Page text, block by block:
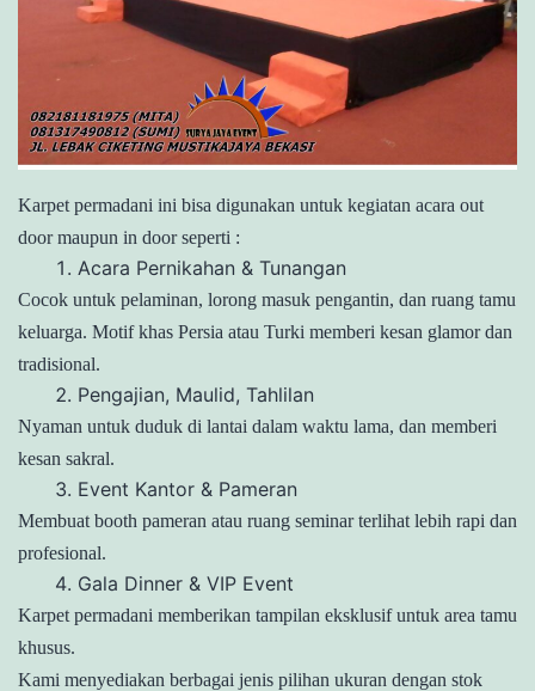
Karpet permadani ini bisa digunakan untuk kegiatan acara out
door maupun in door seperti :
Acara Pernikahan & Tunangan
Cocok untuk pelaminan, lorong masuk pengantin, dan ruang tamu
keluarga. Motif khas Persia atau Turki memberi kesan glamor dan
tradisional.
Pengajian, Maulid, Tahlilan
Nyaman untuk duduk di lantai dalam waktu lama, dan memberi
kesan sakral.
Event Kantor & Pameran
Membuat booth pameran atau ruang seminar terlihat lebih rapi dan
profesional.
Gala Dinner & VIP Event
Karpet permadani memberikan tampilan eksklusif untuk area tamu
khusus.
Kami menyediakan berbagai jenis pilihan ukuran dengan stok